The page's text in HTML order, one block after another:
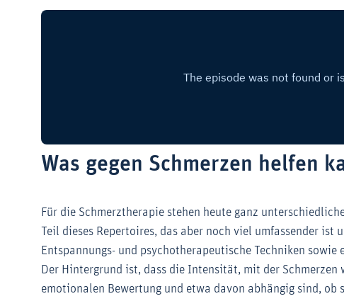
Was gegen Schmerzen helfen
Für die Schmerztherapie stehen heute ganz
Teil dieses Repertoires, das aber noch viel umfassender ist
Entspannungs- und psychotherapeutische Techniken
Der Hintergrund ist, dass die Intensität, mit der Schmerzen
emotionalen Bewertung und etwa davon abhängig sind,